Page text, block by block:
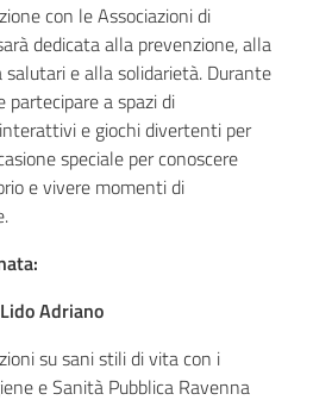
con le Associazioni di
dedicata alla prevenzione, alla
e alla solidarietà. Durante
partecipare a spazi di
e giochi divertenti per
speciale per conoscere
e vivere momenti di
Adriano
su sani stili di vita con i
e Sanità Pubblica Ravenna